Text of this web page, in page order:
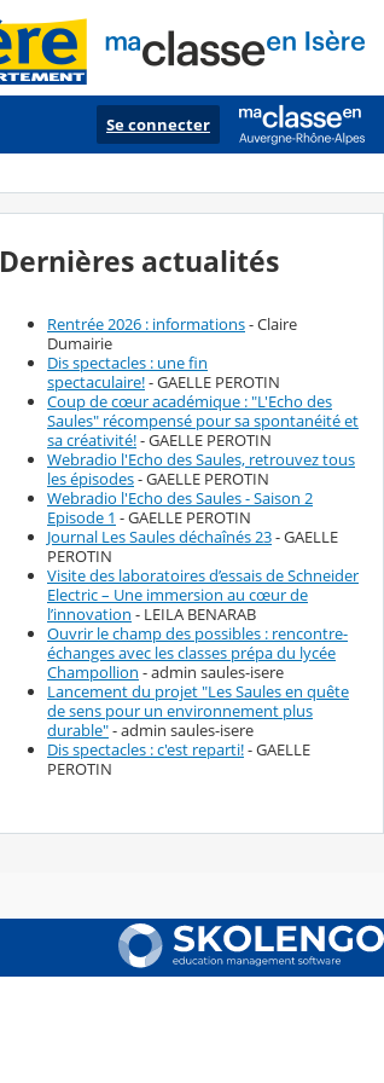
Se connecter
Dernières actualités
Rentrée 2026 : informations- Claire
Dumairie
Dis spectacles : une fin
spectaculaire!- GAELLE PEROTIN
Coup de cœur académique : "L'Echo des
Saules" récompensé pour sa spontanéité et
sa créativité!- GAELLE PEROTIN
Webradio l'Echo des Saules, retrouvez tous
les épisodes- GAELLE PEROTIN
Webradio l'Echo des Saules - Saison 2
Episode 1 - GAELLE PEROTIN
Journal Les Saules déchaînés 23- GAELLE
PEROTIN
Visite des laboratoires d’essais de Schneider
Electric – Une immersion au cœur de
l’innovation - LEILA BENARAB
Ouvrir le champ des possibles : rencontre-
échanges avec les classes prépa du lycée
Champollion - admin saules-isere
Lancement du projet "Les Saules en quête
de sens pour un environnement plus
durable"- admin saules-isere
Dis spectacles : c'est reparti!- GAELLE
PEROTIN